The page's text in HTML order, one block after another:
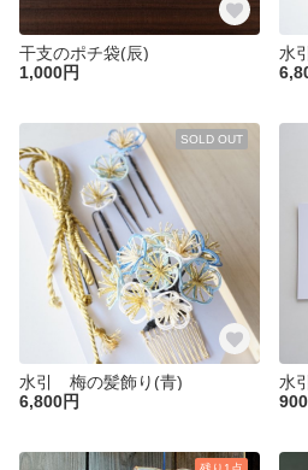
干支のポチ袋(辰)
1,000円
水
SOLD OUT
水引 梅の髪飾り(青)
6,800円
水